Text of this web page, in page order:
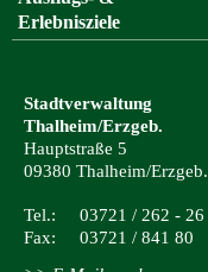
Erlebnisziele
Stadtverwaltung
Thalheim/Erzgeb.
Hauptstraße 5
09380 Thalheim/Erzgeb.
Tel.: 03721 / 262 - 26
Fax: 03721 / 841 80